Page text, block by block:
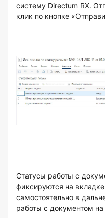
систему Directum RX.
клик по кнопке
Статусы работы с
фиксируются на
самостоятельно в
работы с документом